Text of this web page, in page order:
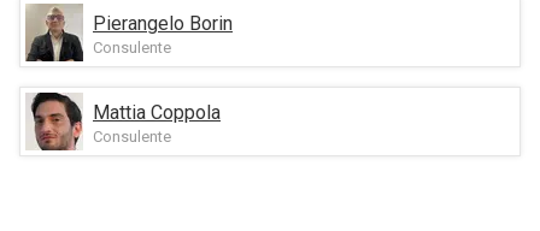
Pierangelo Borin
Consulente
Mattia Coppola
Consulente